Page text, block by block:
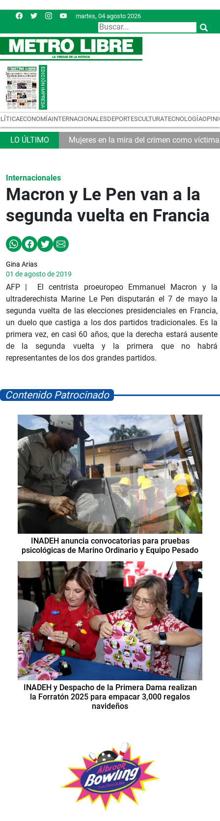
martes, 04 agosto 2026
ECONOMÍAINTERNACIONALESDEPORTESCULTURATECNOLOGÍA
tributario Mujeres en la mira del crimen como
Internacionales
Macron y Le Pen van a la
segunda vuelta en Francia
Gina Arias
01 de agosto de 2019
AFP | El centrista proeuropeo Emmanuel Macron y la
ultraderechista Marine Le Pen disputarán el 7 de mayo la
segunda vuelta de las elecciones presidenciales en Francia,
un duelo que castiga a los dos partidos tradicionales. Es la
primera vez, en casi 60 años, que la derecha estará ausente
de la segunda vuelta y la primera que no habrá
representantes de los dos grandes partidos.
Contenido Patrocinado
INADEH anuncia convocatorias para pruebas
psicológicas de Marino Ordinario y Equipo Pesado
INADEH y Despacho de la Primera Dama realizan
la Forratón 2025 para empacar 3,000 regalos
navideños